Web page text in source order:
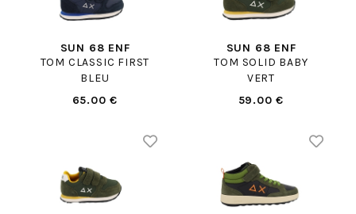
SUN 68 ENF
TOM CLASSIC FIRST
BLEU
65.00 €
SUN 68 ENF
TOM SOLID BABY
VERT
59.00 €